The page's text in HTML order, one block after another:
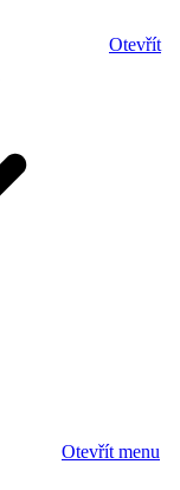
Otevřít
Otevřít menu